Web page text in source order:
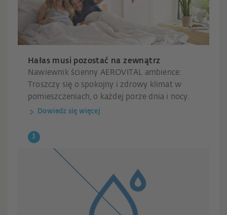
Hałas musi pozostać na zewnątrz
Nawiewnik ścienny AEROVITAL ambience:
Troszczy się o spokojny i zdrowy klimat w
pomieszczeniach, o każdej porze dnia i nocy.
Dowiedz się więcej